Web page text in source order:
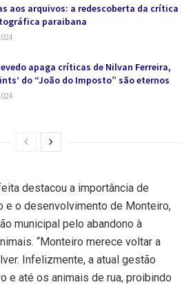
aos arquivos: a redescoberta da crítica
paraibana
apaga críticas de Nilvan Ferreira,
do “João do Imposto” são eternos
destacou a importância de
e o desenvolvimento de Monteiro,
municipal pelo abandono à
“Monteiro merece voltar a
Infelizmente, a atual gestão
e até os animais de rua, proibindo